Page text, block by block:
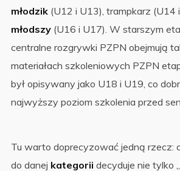
młodzik(U12 i U13), trampkarz (U14
młodszy(U16 i U17). W starszym
centralne rozgrywki PZPN obejmują
materiałach szkoleniowych PZPN
był opisywany jako U18 i U19, co
najwyższy poziom szkolenia przed
Tu warto doprecyzować jedną rzecz:
do danej kategorii decyduje nie tylko